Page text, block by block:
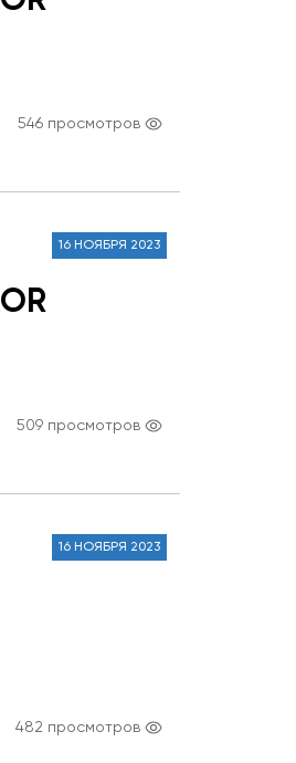
546 просмотров
16 НОЯБРЯ 2023
509 просмотров
16 НОЯБРЯ 2023
482 просмотров